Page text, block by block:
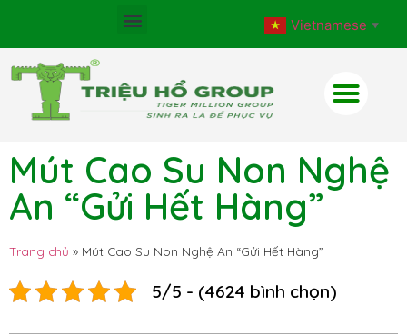
Vietnamese ▼
Mút Cao Su Non Nghệ
An “Gửi Hết Hàng”
Trang chủ » Mút Cao Su Non Nghệ An “Gửi Hết Hàng”
5/5 - (4624 bình chọn)